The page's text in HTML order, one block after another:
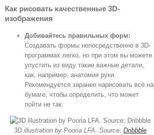
Как рисовать качественные 3D-
изображения
Добивайтесь правильных форм:
Создавать формы непосредственно в 3D-
программах легко, но при этом вы можете
упустить из виду такие важные детали,
как, например, анатомия руки.
Рекомендуется заранее нарисовать всё на
бумаге, чтобы определить, что может
пойти не так.
3D illustration by Pooria LFA. Source: Dribbble